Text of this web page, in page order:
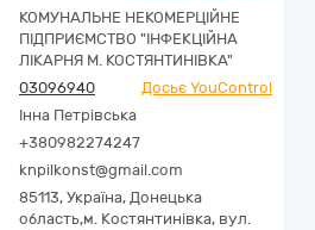
КОМУНАЛЬНЕ НЕКОМЕРЦІЙНЕ
ПІДПРИЄМСТВО "ІНФЕКЦІЙНА
ЛІКАРНЯ М. КОСТЯНТИНІВКА"
03096940
Досьє YouControl
Інна Петрівська
+380982274247
knpilkonst@gmail.com
85113, Україна, Донецька
область,м. Костянтинівка, вул.